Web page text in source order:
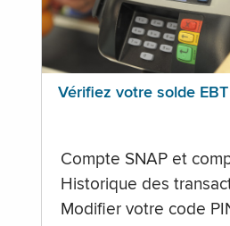
Vérifiez votre solde EBT
Compte SNAP et
Historique des
Modifier votre code